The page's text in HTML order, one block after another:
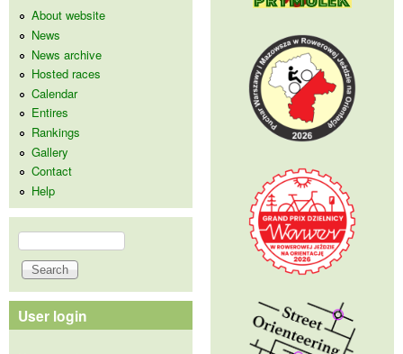
About website
News
News archive
Hosted races
Calendar
Entires
Rankings
Gallery
Contact
Help
Search form
Search
User login